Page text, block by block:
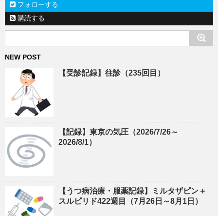
フォローする
購読する
NEW POST
【受診記録】往診（235回目）
【記録】東京の気圧（2026/7/26～
2026/8/1）
【うつ病治療・服薬記録】ミルタザピン＋
スルピリド422週目（7月26日～8月1日）